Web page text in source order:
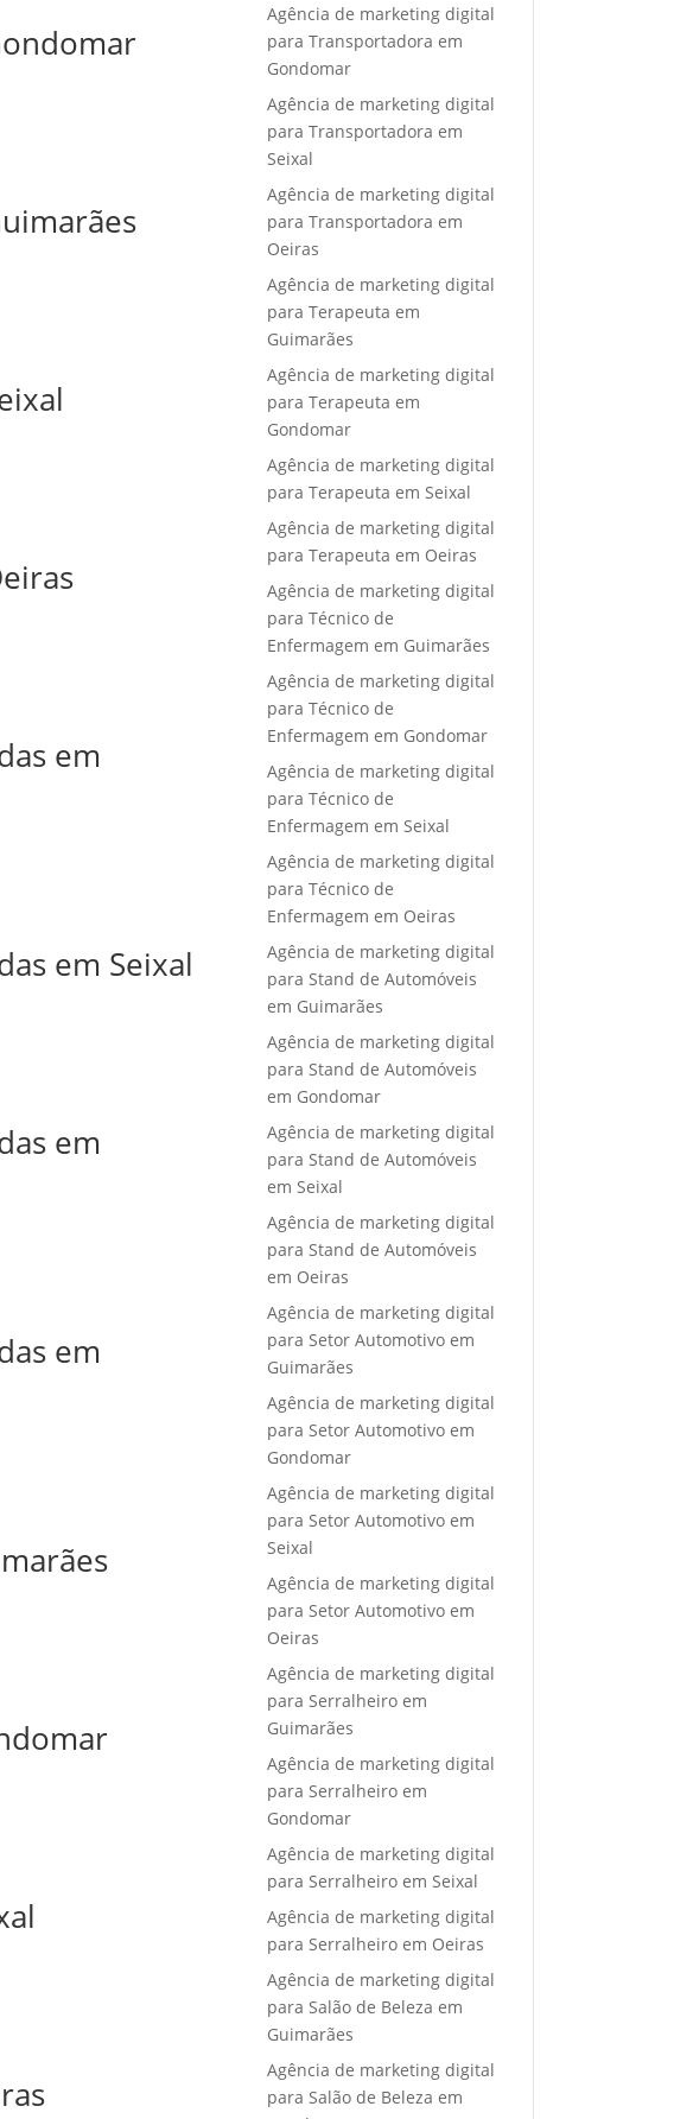
em
em Seixal
em
em
Agência de marketing digital
para Transportadora em
Gondomar
Agência de marketing digital
para Transportadora em
Seixal
Agência de marketing digital
para Transportadora em
Oeiras
Agência de marketing digital
para Terapeuta em
Guimarães
Agência de marketing digital
para Terapeuta em
Gondomar
Agência de marketing digital
para Terapeuta em Seixal
Agência de marketing digital
para Terapeuta em Oeiras
Agência de marketing digital
para Técnico de
Enfermagem em Guimarães
Agência de marketing digital
para Técnico de
Enfermagem em Gondomar
Agência de marketing digital
para Técnico de
Enfermagem em Seixal
Agência de marketing digital
para Técnico de
Enfermagem em Oeiras
Agência de marketing digital
para Stand de Automóveis
em Guimarães
Agência de marketing digital
para Stand de Automóveis
em Gondomar
Agência de marketing digital
para Stand de Automóveis
em Seixal
Agência de marketing digital
para Stand de Automóveis
em Oeiras
Agência de marketing digital
para Setor Automotivo em
Guimarães
Agência de marketing digital
para Setor Automotivo em
Gondomar
Agência de marketing digital
para Setor Automotivo em
Seixal
Agência de marketing digital
para Setor Automotivo em
Oeiras
Agência de marketing digital
para Serralheiro em
Guimarães
Agência de marketing digital
para Serralheiro em
Gondomar
Agência de marketing digital
para Serralheiro em Seixal
Agência de marketing digital
para Serralheiro em Oeiras
Agência de marketing digital
para Salão de Beleza em
Guimarães
Agência de marketing digital
para Salão de Beleza em